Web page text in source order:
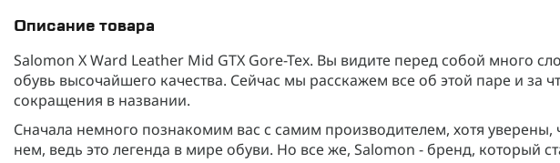
Описание товара
Salomon X Ward Leather Mid GTX Gore-Tex. Вы видите перед собой много
обувь высочайшего качества. Сейчас мы расскажем все об этой паре и за
сокращения в названии.
Сначала немного познакомим вас с самим производителем, хотя
нем, ведь это легенда в мире обуви. Но все же, Salomon - бренд, который